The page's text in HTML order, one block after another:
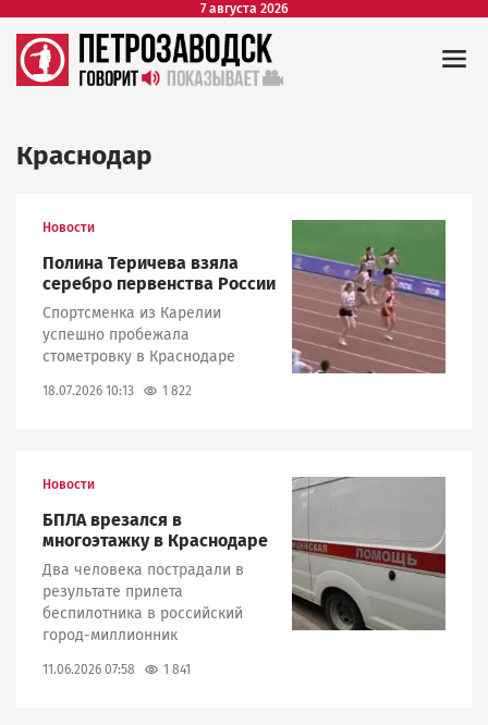
7 августа 2026
Краснодар
Новости
Полина Теричева взяла
серебро первенства России
Спортсменка из Карелии
успешно пробежала
стометровку в Краснодаре
18.07.2026 10:13 1 822
Новости
БПЛА врезался в
многоэтажку в Краснодаре
Два человека пострадали в
результате прилета
беспилотника в российский
город-миллионник
11.06.2026 07:58 1 841
Image